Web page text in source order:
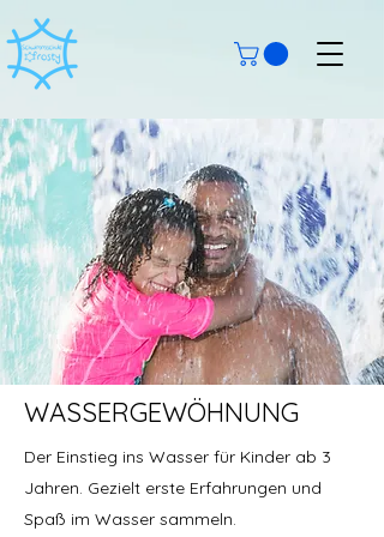
WASSERGEWÖHNUNG
Der Einstieg ins Wasser für Kinder ab 3
Jahren. Gezielt erste Erfahrungen und
Spaß im Wasser sammeln.